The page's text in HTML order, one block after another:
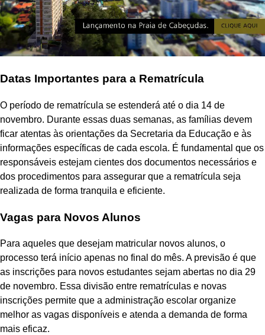
Datas Importantes para a Rematrícula
O período de rematrícula se estenderá até o dia 14 de
novembro. Durante essas duas semanas, as famílias devem
ficar atentas às orientações da Secretaria da Educação e às
informações específicas de cada escola. É fundamental que os
responsáveis estejam cientes dos documentos necessários e
dos procedimentos para assegurar que a rematrícula seja
realizada de forma tranquila e eficiente.
Vagas para Novos Alunos
Para aqueles que desejam matricular novos alunos, o
processo terá início apenas no final do mês. A previsão é que
as inscrições para novos estudantes sejam abertas no dia 29
de novembro. Essa divisão entre rematrículas e novas
inscrições permite que a administração escolar organize
melhor as vagas disponíveis e atenda a demanda de forma
mais eficaz.